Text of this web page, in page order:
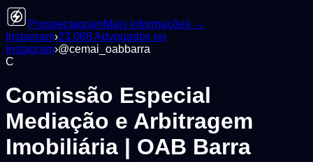
ProspectagramMais informações →
Instagram›23.068Advogados no
Instagram›@cemai_oabbarra
C
Comissão Especial
Mediação e Arbitragem
Imobiliária | OAB Barra